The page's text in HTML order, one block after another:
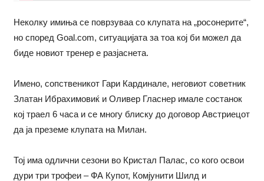
Неколку имиња се поврзуваа со клупата на „росонерите“,
но според Goal.com, ситуацијата за тоа кој би можел да
биде новиот тренер е разјаснета.
Имено, сопственикот Гари Кардинале, неговиот советник
Златан Ибрахимовиќ и Оливер Гласнер имале состанок
кој траел 6 часа и се многу блиску до договор Австриецот
да ја преземе клупата на Милан.
Тој има одлични сезони во Кристал Палас, со кого освои
дури три трофеи – ФА Купот, Комјунити Шилд и